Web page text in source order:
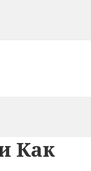
Как